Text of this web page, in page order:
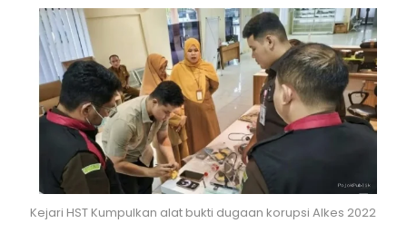
Kejari HST Kumpulkan alat bukti dugaan korupsi Alkes 2022